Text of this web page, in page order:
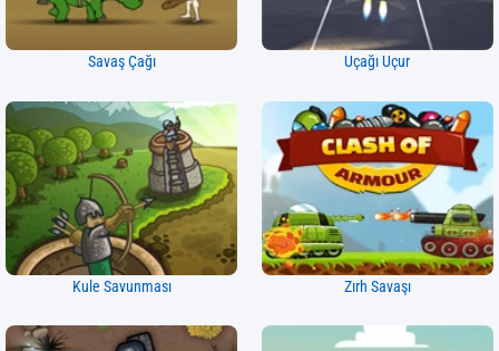
Savaş Çağı Uçağı Uçur
Kule Savunması Zırh Savaşı